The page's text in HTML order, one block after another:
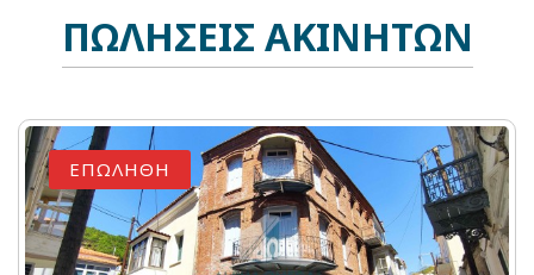
ΠΩΛΗΣΕΙΣ ΑΚΙΝΗΤΩΝ
ΕΠΩΛΗΘΗ